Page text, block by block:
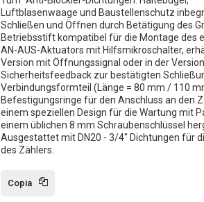
Luftblasenwaage und Baustellenschutz
Schließen und Öffnen durch Betätigung des
Betriebsstift kompatibel für die Montage des
AN-AUS-Aktuators mit Hilfsmikroschalter,
Version mit Öffnungssignal oder in der
Sicherheitsfeedback zur bestätigten
Verbindungsformteil (Länge = 80 mm / 110
Befestigungsringe für den Anschluss an den
einem speziellen Design für die Wartung mit
einem üblichen 8 mm Schraubenschlüssel
Ausgestattet mit DN20 - 3/4" Dichtungen für
des Zählers.
Copia